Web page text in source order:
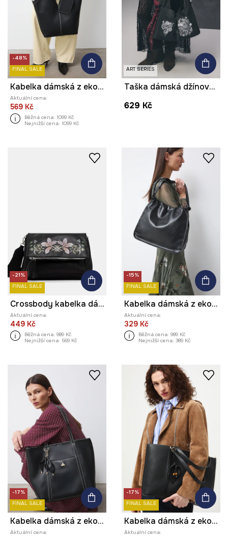
-48%
FINAL SALE
Kabelka dámská z ekokůže
Aktuální cena:
569 Kč
Běžná cena: 1099 Kč
Nejnižší cena: 1099 Kč
ART SERIES
Taška dámská džínová z kolekce Tattoo Art by Mattia Provezza
629 Kč
-21%
FINAL SALE
Crossbody kabelka dámská z imitace kůže
Aktuální cena:
449 Kč
Běžná cena: 989 Kč
Nejnižší cena: 569 Kč
-15%
FINAL SALE
Kabelka dámská z ekokůže
Aktuální cena:
329 Kč
Běžná cena: 989 Kč
Nejnižší cena: 389 Kč
-17%
FINAL SALE
Kabelka dámská z ekokůže
Aktuální cena:
-17%
FINAL SALE
Kabelka dámská z ekokůže
Aktuální cena: